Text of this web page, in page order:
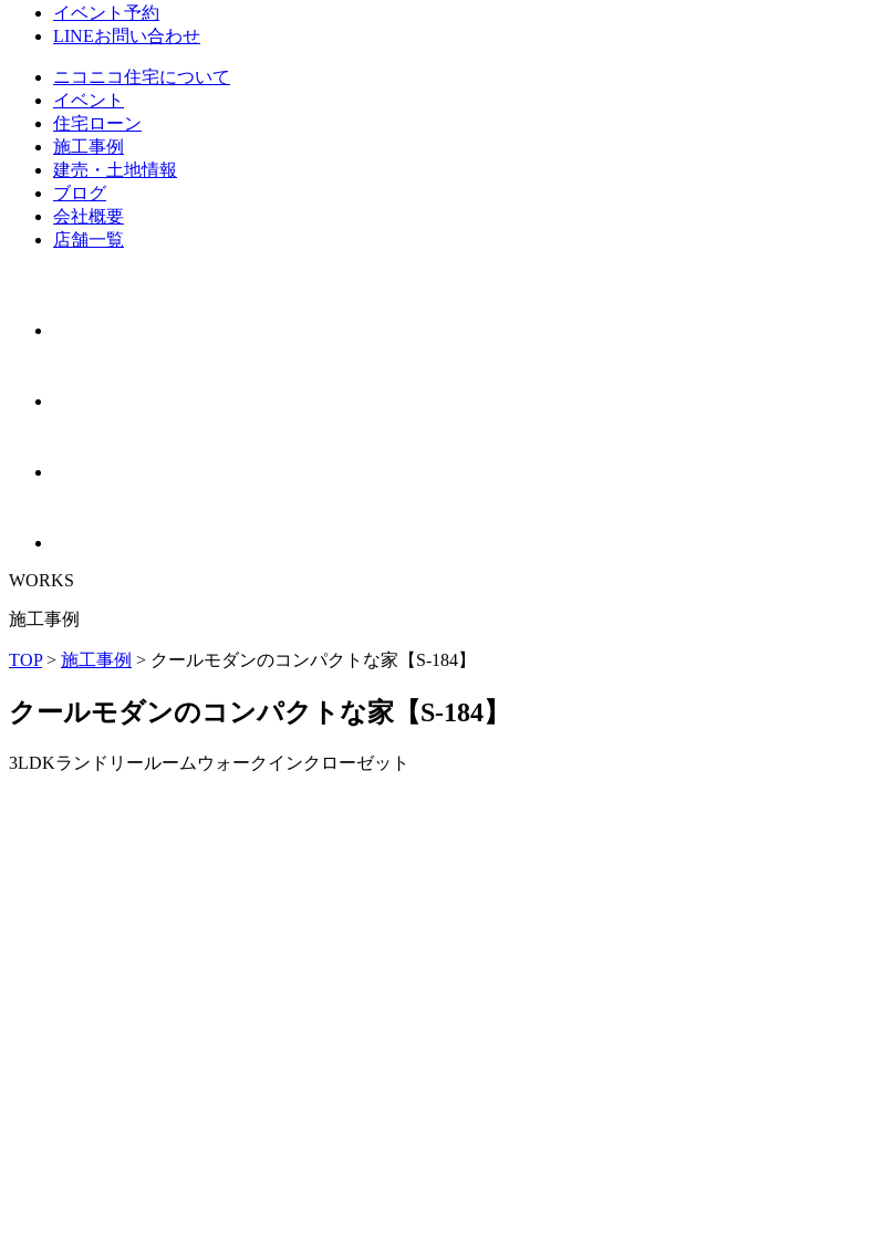
イベント予約
LINEお問い合わせ
ニコニコ住宅について
イベント
住宅ローン
施⼯事例
建売・⼟地情報
ブログ
会社概要
店舗⼀覧
WORKS
施工事例
TOP> 施工事例 > クールモダンのコンパクトな家【S-184】
クールモダンのコンパクトな家【S-184】
3LDKランドリールーム ウォークインクローゼット